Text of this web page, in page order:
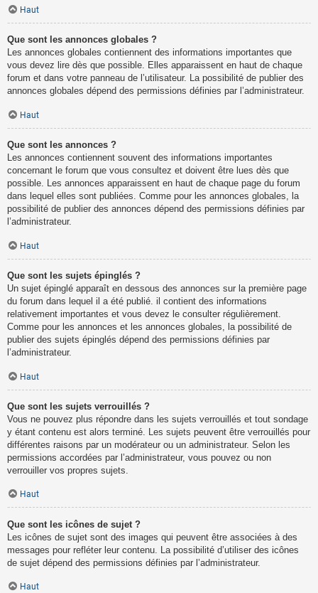
Haut
Que sont les annonces globales ?
Les annonces globales contiennent des informations importantes que
vous devez lire dès que possible. Elles apparaissent en haut de chaque
forum et dans votre panneau de l’utilisateur. La possibilité de publier des
annonces globales dépend des permissions définies par l’administrateur.
Haut
Que sont les annonces ?
Les annonces contiennent souvent des informations importantes
concernant le forum que vous consultez et doivent être lues dès que
possible. Les annonces apparaissent en haut de chaque page du forum
dans lequel elles sont publiées. Comme pour les annonces globales, la
possibilité de publier des annonces dépend des permissions définies par
l’administrateur.
Haut
Que sont les sujets épinglés ?
Un sujet épinglé apparaît en dessous des annonces sur la première page
du forum dans lequel il a été publié. il contient des informations
relativement importantes et vous devez le consulter régulièrement.
Comme pour les annonces et les annonces globales, la possibilité de
publier des sujets épinglés dépend des permissions définies par
l’administrateur.
Haut
Que sont les sujets verrouillés ?
Vous ne pouvez plus répondre dans les sujets verrouillés et tout sondage
y étant contenu est alors terminé. Les sujets peuvent être verrouillés pour
différentes raisons par un modérateur ou un administrateur. Selon les
permissions accordées par l’administrateur, vous pouvez ou non
verrouiller vos propres sujets.
Haut
Que sont les icônes de sujet ?
Les icônes de sujet sont des images qui peuvent être associées à des
messages pour refléter leur contenu. La possibilité d’utiliser des icônes
de sujet dépend des permissions définies par l’administrateur.
Haut